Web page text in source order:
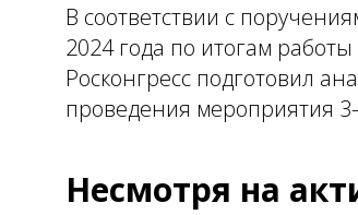
В соответствии с
2024 года по итогам
Росконгресс подготовил
проведения мероприятия
Несмотря на